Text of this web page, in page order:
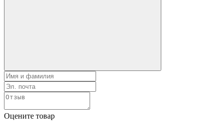
Оцените товар